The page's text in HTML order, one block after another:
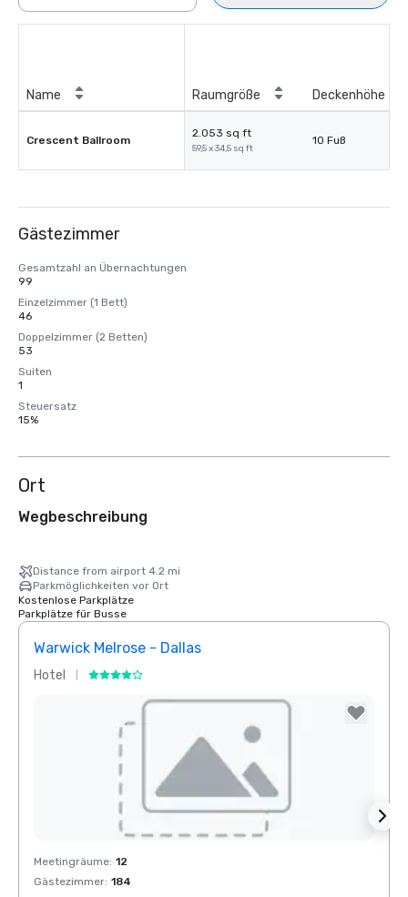
Name Raumgröße Deckenhöhe
Crescent Ballroom
2.053 sq ft
59,5 x 34,5 sq ft
10 Fuß
Gästezimmer
Gesamtzahl an Übernachtungen
99
Einzelzimmer (1 Bett)
46
Doppelzimmer (2 Betten)
53
Suiten
1
Steuersatz
15%
Ort
Wegbeschreibung
Distance from airport 4.2 mi
Parkmöglichkeiten vor Ort
Kostenlose Parkplätze
Parkplätze für Busse
Warwick Melrose - Dallas
Hotel
Removed from favorites
Meetingräume: 12
Gästezimmer: 184